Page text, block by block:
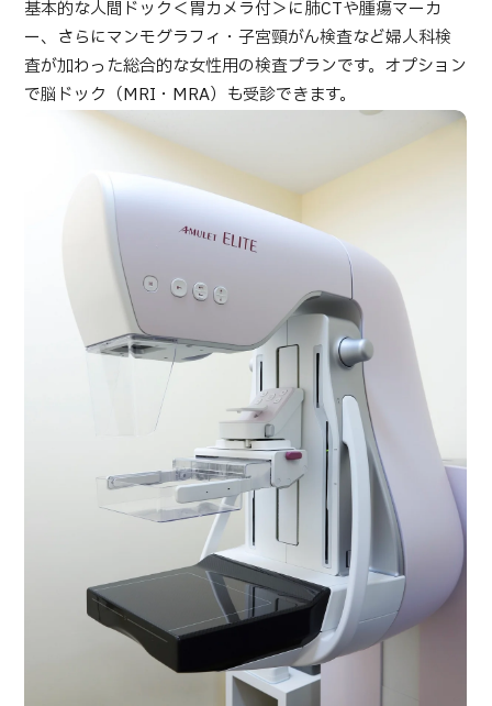
JMHCについて
外国人受療者様へ
日本の医療について
医療プログラム検索
部位・疾病で探す
美容医療を探す
コンテンツピックアップ
医療機関の方へ
個人情報保護方針
ガイドラインポリシー
基本的な人間ドック＜胃カメラ付＞に肺CTや腫瘍マーカ
ー、さらにマンモグラフィ・子宮頸がん検査など婦人科検
査が加わった総合的な女性用の検査プランです。オプション
で脳ドック（MRI・MRA）も受診できます。